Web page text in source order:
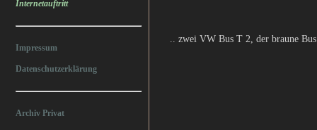
Internetauftritt
Impressum
Datenschutzerklärung
Archiv Privat
.. zwei VW Bus T 2, der braune